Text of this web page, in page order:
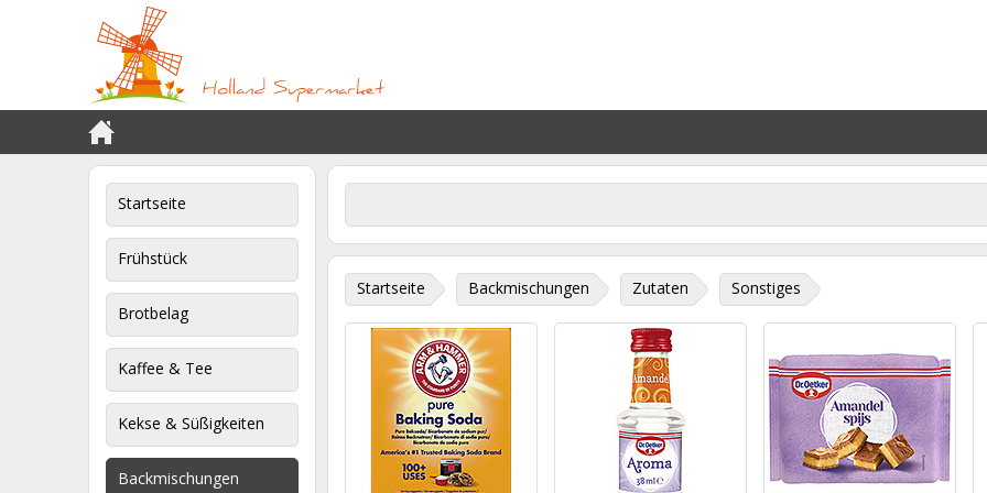
Startseite
Frühstück
Brotbelag
Kaffee & Tee
Kekse & Süßigkeiten
Backmischungen
Startseite Backmischungen Zutaten Sonstiges